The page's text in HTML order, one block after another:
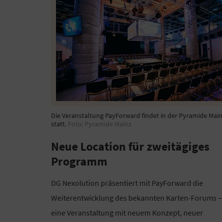
Die Veranstaltung PayForward findet in der Pyramide
statt. Foto: Pyramide Mainz
Neue Location für zweitägiges
Programm
DG Nexolution präsentiert mit PayForward die
Weiterentwicklung des bekannten Karten-Forums –
eine Veranstaltung mit neuem Konzept, neuer